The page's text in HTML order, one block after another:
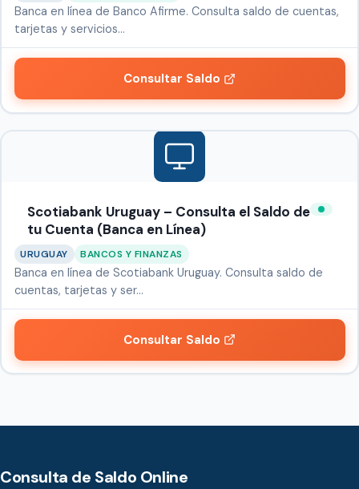
Banca en línea de Banco Afirme. Consulta saldo de cuentas,
tarjetas y servicios…
Consultar Saldo
Scotiabank Uruguay – Consulta el Saldo de
tu Cuenta (Banca en Línea)
URUGUAY BANCOS Y FINANZAS
Banca en línea de Scotiabank Uruguay. Consulta saldo de
cuentas, tarjetas y ser…
Consultar Saldo
Consulta de Saldo Online